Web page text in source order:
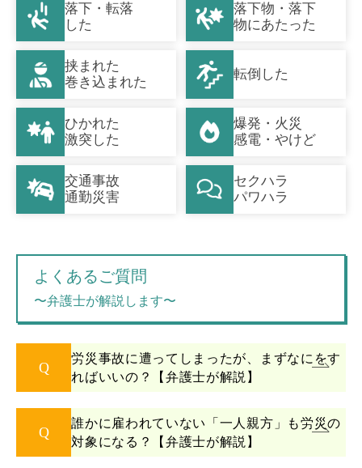
落下・転落
した
落下物・落下
物にあたった
挟まれた
巻き込まれた
転倒した
ひかれた
激突した
爆発・火災
感電・やけど
交通事故
通勤災害
セクハラ
パワハラ
よくあるご質問
〜弁護士が解説します〜
Q
労災事故に遭ってしまったが、まずなにをす
ればいいの？【弁護士が解説】
Q
誰かに雇われていない「一人親方」も労災の
対象になる？【弁護士が解説】